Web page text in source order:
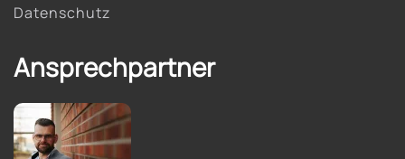
Datenschutz
Ansprechpartner